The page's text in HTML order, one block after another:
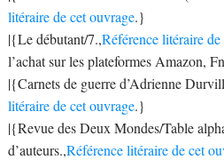
litéraire de cet ouvrage.}
|{Le débutant/7.,Référence litéraire
l’achat sur les plateformes Amazon,
|{Carnets de guerre d’Adrienne
litéraire de cet ouvrage.}
|{Revue des Deux Mondes/Table
d’auteurs.,Référence litéraire de cet